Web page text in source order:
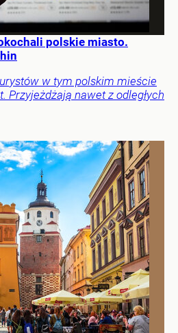
polskie miasto.
w tym polskim mieście
Przyjeżdżają nawet z odległych